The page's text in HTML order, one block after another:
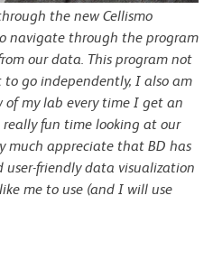
the new Cellismo
navigate through the program
our data. This program not
go independently, I also am
my lab every time I get an
fun time looking at our
much appreciate that BD has
friendly data visualization
me to use (and I will use